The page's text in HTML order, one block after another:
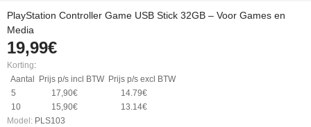
PlayStation Controller Game USB Stick 32GB – Voor Games en
Media
19,99€
Korting:
Aantal
Prijs p/s incl BTW Prijs p/s excl BTW
5
17,90€
14.79€
10
15,90€
13.14€
Model: PLS103